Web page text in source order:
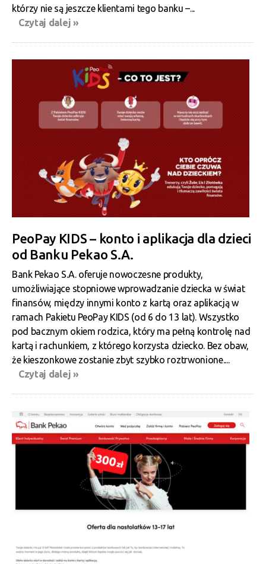
którzy nie są jeszcze klientami tego banku –...
Czytaj dalej »
PeoPay KIDS – konto i aplikacja dla dzieci
od Banku Pekao S.A.
Bank Pekao S.A. oferuje nowoczesne produkty,
umożliwiające stopniowe wprowadzanie dziecka w świat
finansów, między innymi konto z kartą oraz aplikacją w
ramach Pakietu PeoPay KIDS (od 6 do 13 lat). Wszystko
pod bacznym okiem rodzica, który ma pełną kontrolę nad
kartą i rachunkiem, z którego korzysta dziecko. Bez obaw,
że kieszonkowe zostanie zbyt szybko roztrwonione....
Czytaj dalej »